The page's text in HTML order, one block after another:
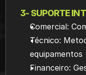
3- SUPORTE
Comercial:
Técnico:
equipamentos
Financeiro: